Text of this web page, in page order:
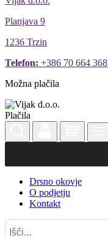
Planjava 9
1236 Trzin
Telefon: +386 70 664 368
Možna plačila
Drsno okovje
O podjetju
Kontakt